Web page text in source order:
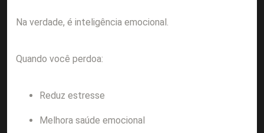
Na verdade, é inteligência emocional.
Quando você perdoa:
Reduz estresse
Melhora saúde emocional